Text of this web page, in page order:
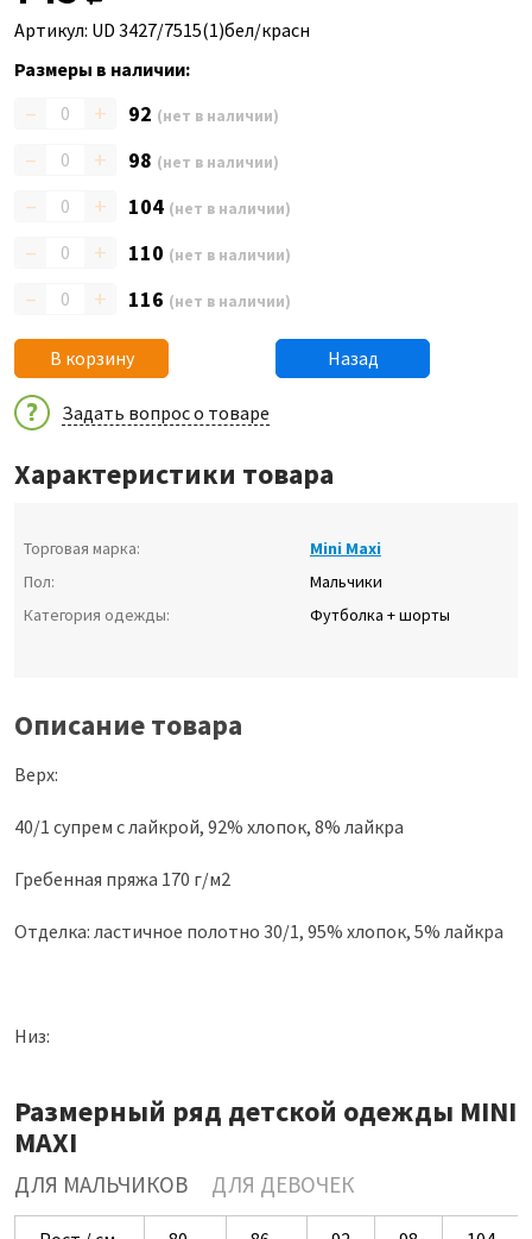
Артикул: UD 3427/7515(1)бел/красн
Размеры в наличии:
– + 92 (нет в наличии)
– + 98 (нет в наличии)
– + 104 (нет в наличии)
– + 110 (нет в наличии)
– + 116 (нет в наличии)
В корзину Назад
Задать вопрос о товаре
Характеристики товара
Торговая марка:
Mini Maxi
Пол:
Мальчики
Категория одежды:
Футболка + шорты
Описание товара
Верх:
40/1 супрем с лайкрой, 92% хлопок, 8% лайкра
Гребенная пряжа 170 г/м2
Отделка: ластичное полотно 30/1, 95% хлопок, 5% лайкра
Низ:
Размерный ряд детской одежды MINI
MAXI
ДЛЯ МАЛЬЧИКОВ ДЛЯ ДЕВОЧЕК